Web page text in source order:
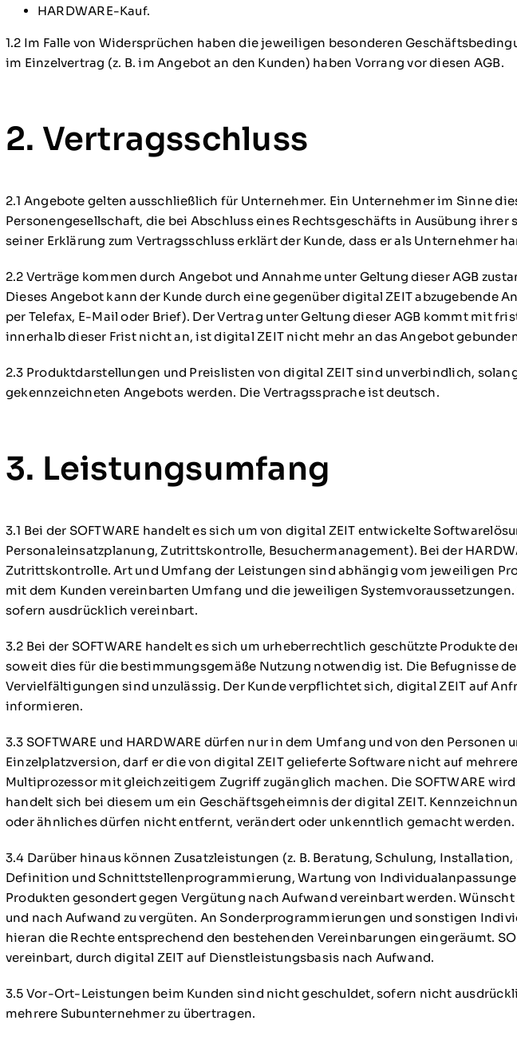
HARDWARE-Kauf.
1.2 Im Falle von Widersprüchen haben die jeweiligen besonderen
im Einzelvertrag (z. B. im Angebot an den Kunden) haben Vorrang vor diesen AGB.
2. Vertragsschluss
2.1 Angebote gelten ausschließlich für Unternehmer. Ein Unternehmer im Sinne
Personengesellschaft, die bei Abschluss eines Rechtsgeschäfts in Ausübung
seiner Erklärung zum Vertragsschluss erklärt der Kunde, dass er als Unternehmer
2.2 Verträge kommen durch Angebot und Annahme unter Geltung dieser AGB
Dieses Angebot kann der Kunde durch eine gegenüber digital ZEIT
per Telefax, E-Mail oder Brief). Der Vertrag unter Geltung dieser AGB kommt mit
innerhalb dieser Frist nicht an, ist digital ZEIT nicht mehr an das Angebot
2.3 Produktdarstellungen und Preislisten von digital ZEIT sind unverbindlich,
gekennzeichneten Angebots werden. Die Vertragssprache ist deutsch.
3. Leistungsumfang
3.1 Bei der SOFTWARE handelt es sich um von digital ZEIT entwickelte
Personaleinsatzplanung, Zutrittskontrolle, Besuchermanagement). Bei der
Zutrittskontrolle. Art und Umfang der Leistungen sind abhängig vom jeweiligen
mit dem Kunden vereinbarten Umfang und die jeweiligen
sofern ausdrücklich vereinbart.
3.2 Bei der SOFTWARE handelt es sich um urheberrechtlich geschützte Produkte
soweit dies für die bestimmungsgemäße Nutzung notwendig ist. Die Befugnisse
Vervielfältigungen sind unzulässig. Der Kunde verpflichtet sich, digital ZEIT auf
informieren.
3.3 SOFTWARE und HARDWARE dürfen nur in dem Umfang und von den
Einzelplatzversion, darf er die von digital ZEIT gelieferte Software nicht auf
Multiprozessor mit gleichzeitigem Zugriff zugänglich machen. Die SOFTWARE
handelt sich bei diesem um ein Geschäftsgeheimnis der digital ZEIT.
oder ähnliches dürfen nicht entfernt, verändert oder unkenntlich gemacht werden.
3.4 Darüber hinaus können Zusatzleistungen (z. B. Beratung, Schulung,
Definition und Schnittstellenprogrammierung, Wartung von
Produkten gesondert gegen Vergütung nach Aufwand vereinbart werden.
und nach Aufwand zu vergüten. An Sonderprogrammierungen und sonstigen
hieran die Rechte entsprechend den bestehenden Vereinbarungen eingeräumt.
vereinbart, durch digital ZEIT auf Dienstleistungsbasis nach Aufwand.
3.5 Vor-Ort-Leistungen beim Kunden sind nicht geschuldet, sofern nicht
mehrere Subunternehmer zu übertragen.